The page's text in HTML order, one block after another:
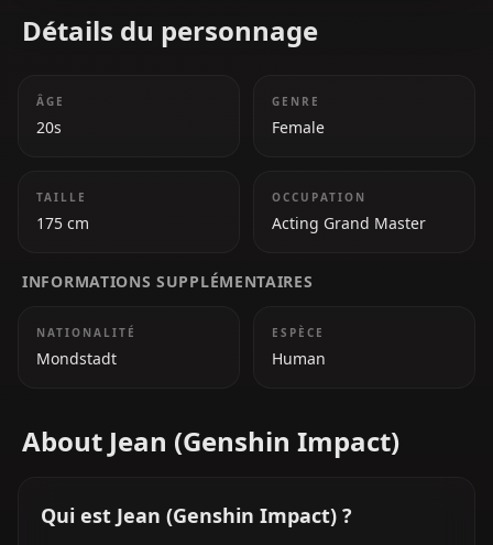
compassionate, always putting others before
Détails du personnage
ÂGE
20s
GENRE
Female
TAILLE
175 cm
OCCUPATION
Acting Grand Master
INFORMATIONS SUPPLÉMENTAIRES
NATIONALITÉ
Mondstadt
ESPÈCE
Human
About Jean (Genshin Impact)
Qui est Jean (Genshin Impact) ?